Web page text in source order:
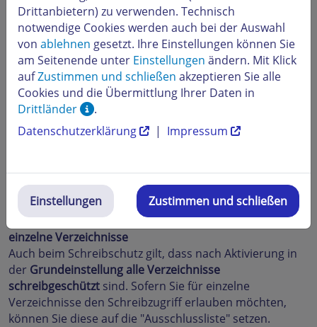
Benachrichtigungsoptionen
Ferner haben Sie die Möglichkeit, für die Überwachung
Benachrichtigungsoptionen einzurichten. Geben Sie
bitte an in welchenIntervallendas Logfile versandt
werden soll, sowie im nächsten Feld eine gültigeE-Mail
Adresse. An diese wird das Logfile versendet.
Bitte vergessen Sie nicht, abschließend auf die
Schaltfläche
Speichern
zu klicken, um Ihre Einstellungen
zu übernehmen.
Möchten Sie Ihre gespeicherten Einstellungen
rückgängig machen, so setzen Sie die Option bitte auf
Deaktiviert.
Schreibschutz für den gesamten Webspace oder
einzelne Verzeichnisse
Auch beim Schreibschutz gilt, dass nach Aktivierung in
der Grundeinstellung alle Verzeichnisse
schreibgeschützt sind. Sofern Sie für einzelne
Verzeichnisse den Schreibzugriff erlauben möchten,
können Sie diese auf die "Ausschlussliste" setzen.
Drittanbietern) zu verwenden. Technisch
notwendige Cookies werden auch bei der Auswahl
von ablehnen gesetzt. Ihre Einstellungen können Sie
am Seitenende unter Einstellungen ändern. Mit Klick
aufZustimmen und schließen akzeptieren Sie alle
Cookies und die Übermittlung Ihrer Daten in
Drittländer
.
Datenschutzerklärung
| Impressum
Einstellungen Zustimmen und schließen